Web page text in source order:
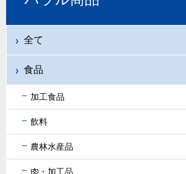
全て
食品
加工食品
飲料
農林水産品
肉・加工品